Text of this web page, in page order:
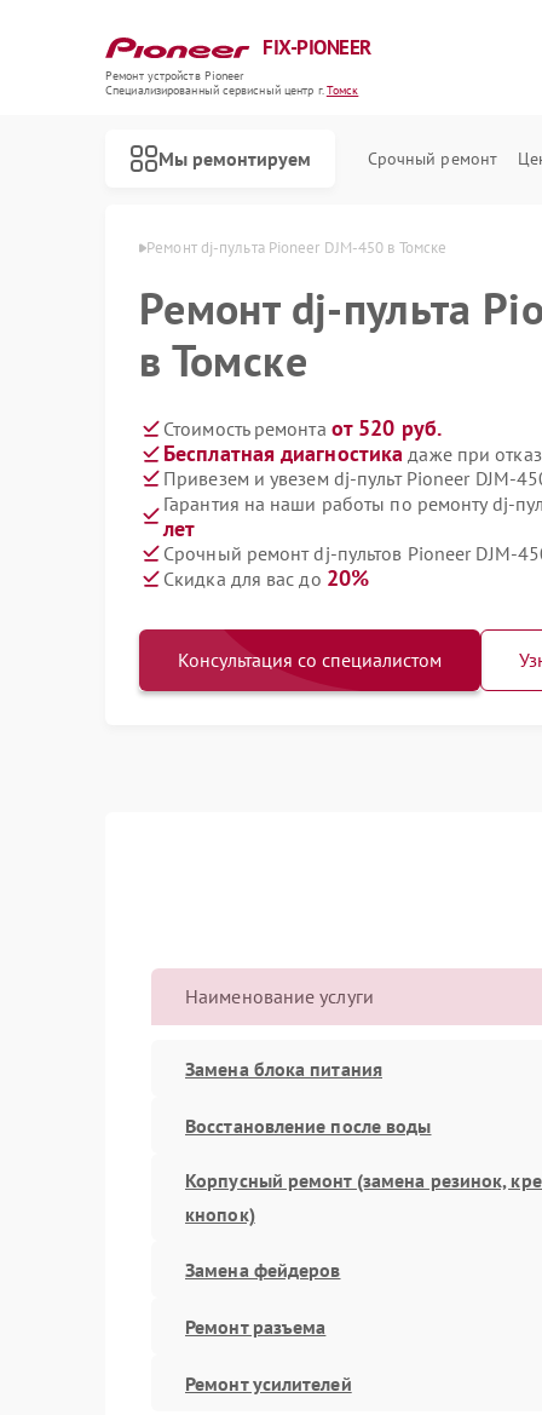
FIX-PIONEER
Ремонт устройств Pioneer
Специализированный cервисный центр г.Томск
Мы ремонтируем Срочный ремонт
Pioneer в Томске Ремонт dj-пульта Pioneer DJM-450 в Томске
Ремонт dj-пульта
в Томске
Стоимость ремонта от 520 руб.
Бесплатная диагностика даже при
Привезем и увезем dj-пульт Pioneer DJM-
Гарантия на наши работы по ремонту dj-
лет
Срочный ремонт dj-пультов Pioneer DJM-
Скидка для вас до 20%
Консультация со специалистом
Наименование услуги
Замена блока питания
Восстановление после воды
Корпусный ремонт (замена резинок,
кнопок)
Замена фейдеров
Ремонт разъема
Ремонт усилителей